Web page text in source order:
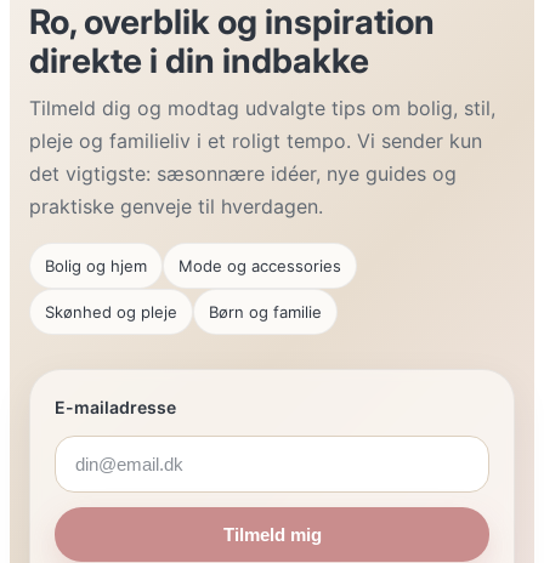
Ro, overblik og inspiration
direkte i din indbakke
Tilmeld dig og modtag udvalgte tips om bolig, stil,
pleje og familieliv i et roligt tempo. Vi sender kun
det vigtigste: sæsonnære idéer, nye guides og
praktiske genveje til hverdagen.
Bolig og hjem Mode og accessories
Skønhed og pleje Børn og familie
E-mailadresse
Tilmeld mig